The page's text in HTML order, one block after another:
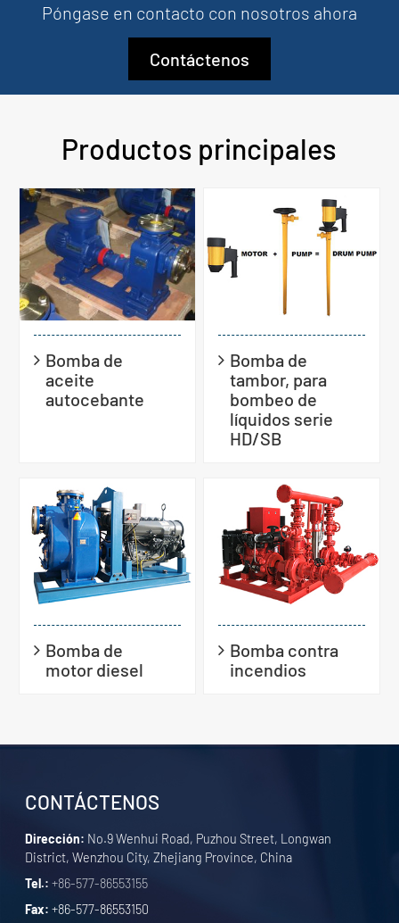
Póngase en contacto con nosotros ahora
Contáctenos
Productos principales
Bomba de
aceite
autocebante
Bomba de
tambor, para
bombeo de
líquidos serie
HD/SB
Bomba de
motor diesel
Bomba contra
incendios
CONTÁCTENOS
Dirección: No.9 Wenhui Road, Puzhou Street, Longwan
District, Wenzhou City, Zhejiang Province, China
Tel.: +86-577-86553155
Fax: +86-577-86553150